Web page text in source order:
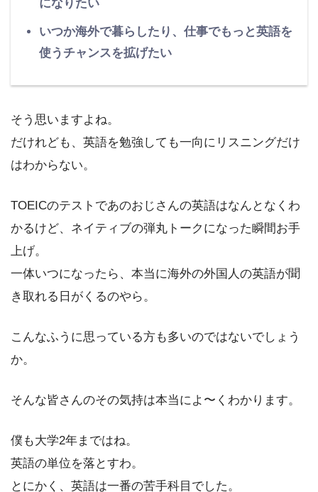
になりたい
いつか海外で暮らしたり、仕事でもっと英語を
使うチャンスを拡げたい
そう思いますよね。
だけれども、英語を勉強しても一向にリスニングだけ
はわからない。
TOEICのテストであのおじさんの英語はなんとなくわ
かるけど、ネイティブの弾丸トークになった瞬間お手
上げ。
一体いつになったら、本当に海外の外国人の英語が聞
き取れる日がくるのやら。
こんなふうに思っている方も多いのではないでしょう
か。
そんな皆さんのその気持は本当によ〜くわかります。
僕も大学2年まではね。
英語の単位を落とすわ。
とにかく、英語は一番の苦手科目でした。